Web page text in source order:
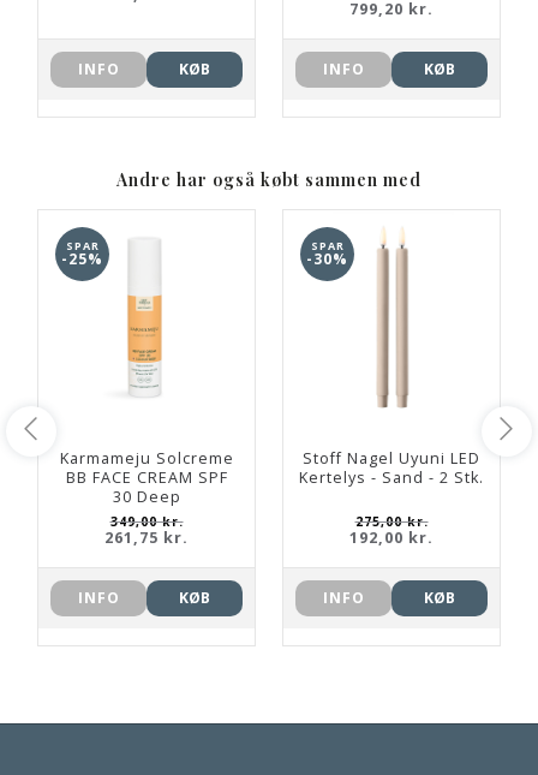
INFO KØB
799,20 kr.
INFO KØB
Andre har også købt sammen med
SPAR
-25%
Karmameju Solcreme
BB FACE CREAM SPF
30 Deep
349,00 kr.
261,75 kr.
INFO KØB
SPAR
-30%
Stoff Nagel Uyuni LED
Kertelys - Sand - 2 Stk.
275,00 kr.
192,00 kr.
INFO KØB